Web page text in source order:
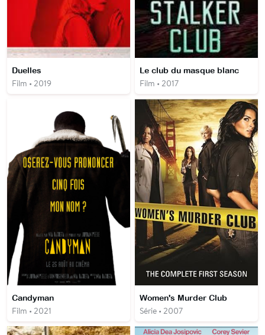
Duelles
Film • 2019
Le club du masque blanc
Film • 2017
Candyman
Film • 2021
Women's Murder Club
Série • 2007